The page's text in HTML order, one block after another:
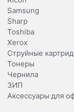
Samsung
Sharp
Toshiba
Xerox
Струйные
Тонеры
Чернила
ЗИП
Аксессуары для